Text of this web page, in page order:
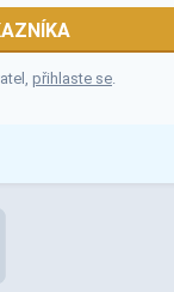
přihlaste se.